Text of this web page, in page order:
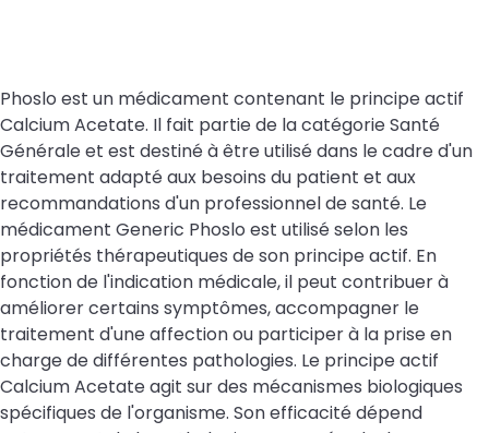
Phoslo est un médicament contenant le principe actif
Calcium Acetate. Il fait partie de la catégorie Santé
Générale et est destiné à être utilisé dans le cadre d'un
traitement adapté aux besoins du patient et aux
recommandations d'un professionnel de santé. Le
médicament Generic Phoslo est utilisé selon les
propriétés thérapeutiques de son principe actif. En
fonction de l'indication médicale, il peut contribuer à
améliorer certains symptômes, accompagner le
traitement d'une affection ou participer à la prise en
charge de différentes pathologies. Le principe actif
Calcium Acetate agit sur des mécanismes biologiques
spécifiques de l'organisme. Son efficacité dépend